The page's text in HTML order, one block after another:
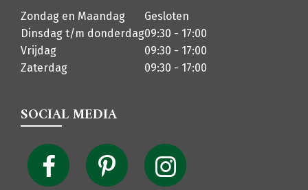
Zondag en Maandag
Gesloten
Dinsdag t/m donderdag09:30 - 17:00
Vrijdag
09:30 - 17:00
Zaterdag
09:30 - 17:00
SOCIAL MEDIA